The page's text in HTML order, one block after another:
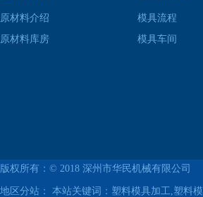
原材料介绍
原材料库房
模具流程
模具车间
版权所有：© 2018 深州市华民机械有限公司
地区分站： 本站关键词：塑料模具加工,塑料